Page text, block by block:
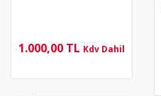
1.000,00 TL Kdv Dahil